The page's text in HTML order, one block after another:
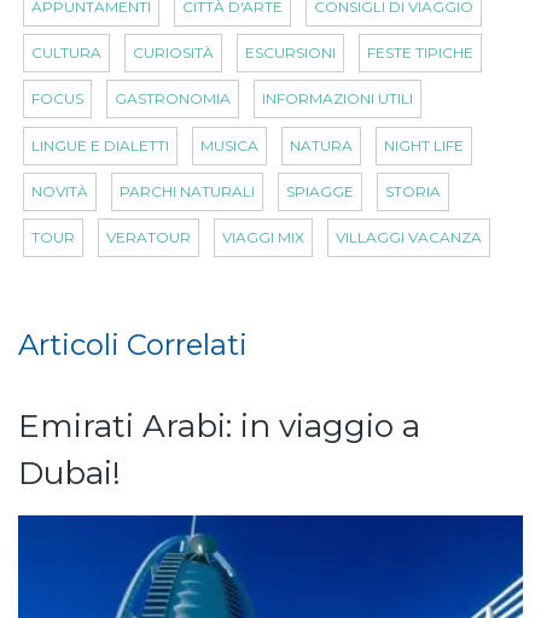
APPUNTAMENTI CITTÀ D'ARTE CONSIGLI DI VIAGGIO
CULTURA CURIOSITÀ ESCURSIONI FESTE TIPICHE
FOCUS GASTRONOMIA INFORMAZIONI UTILI
LINGUE E DIALETTI MUSICA NATURA NIGHT LIFE
NOVITÀ PARCHI NATURALI SPIAGGE STORIA
TOUR VERATOUR VIAGGI MIX VILLAGGI VACANZA
Articoli Correlati
Emirati Arabi: in viaggio a
Dubai!